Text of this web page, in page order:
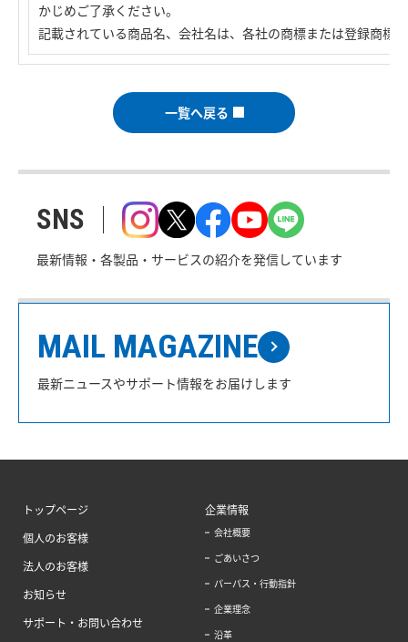
かじめご了承ください。
記載されている商品名、会社名は、各社の商標または登録商標
一覧へ戻る
SNS
最新情報・各製品・サービスの紹介を発信しています
MAIL MAGAZINE
最新ニュースやサポート情報をお届けします
トップページ
個人のお客様
法人のお客様
お知らせ
サポート・お問い合わせ
企業情報
会社概要
ごあいさつ
パーパス・行動指針
企業理念
沿革